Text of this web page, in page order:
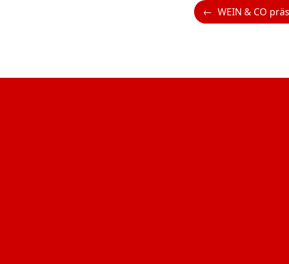
WEIN & CO präsentiert